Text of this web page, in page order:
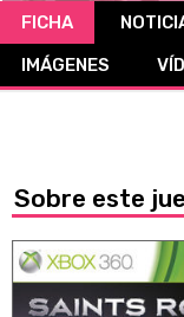
FICHA
IMÁGENES
Sobre este